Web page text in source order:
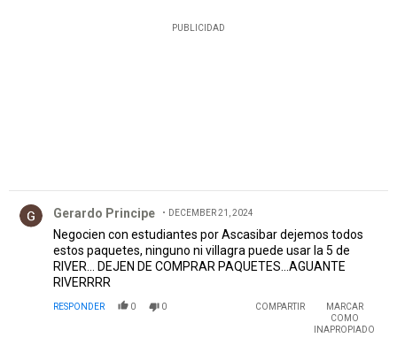
PUBLICIDAD
Gerardo Principe DECEMBER 21, 2024
Negocien con estudiantes por Ascasibar dejemos todos
estos paquetes, ninguno ni villagra puede usar la 5 de
RIVER... DEJEN DE COMPRAR PAQUETES...AGUANTE
RIVERRRR
RESPONDER 0 0 COMPARTIR
MARCAR
COMO
INAPROPIADO